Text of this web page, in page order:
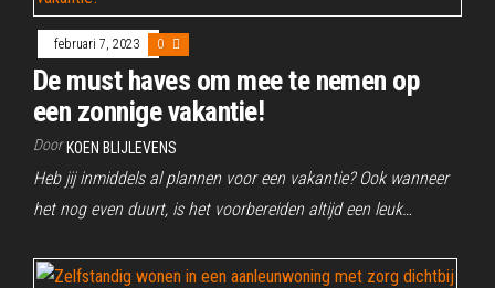
februari 7, 2023 0
De must haves om mee te nemen op
een zonnige vakantie!
Door KOEN BLIJLEVENS
Heb jij inmiddels al plannen voor een vakantie? Ook wanneer
het nog even duurt, is het voorbereiden altijd een leuk…